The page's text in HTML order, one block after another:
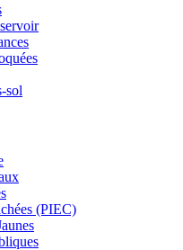
sol
(PIEC)